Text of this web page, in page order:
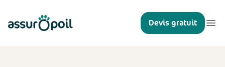
Assur O'Poil Devis gratuit